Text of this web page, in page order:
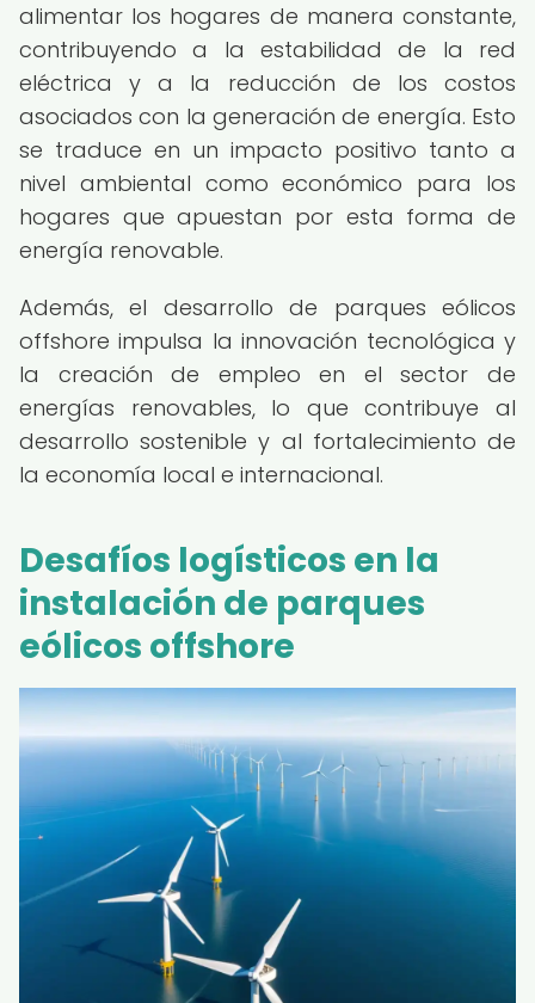
alimentar los hogares de manera constante,
contribuyendo a la estabilidad de la red
eléctrica y a la reducción de los costos
asociados con la generación de energía. Esto
se traduce en un impacto positivo tanto a
nivel ambiental como económico para los
hogares que apuestan por esta forma de
energía renovable.
Además, el desarrollo de parques eólicos
offshore impulsa la innovación tecnológica y
la creación de empleo en el sector de
energías renovables, lo que contribuye al
desarrollo sostenible y al fortalecimiento de
la economía local e internacional.
Desafíos logísticos en la
instalación de parques
eólicos offshore